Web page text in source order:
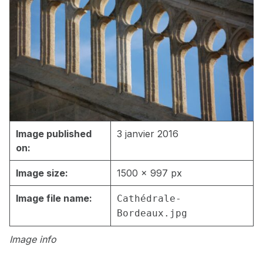
Image info
Image published
on:
3 janvier 2016
Image size: 1500 × 997 px
Image file name:
Cathédrale-
Bordeaux.jpg